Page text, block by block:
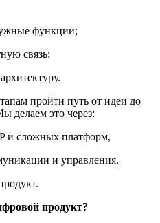
помогает:
функции;
связь;
делаем это через:
и сложных платформ,
и управления,